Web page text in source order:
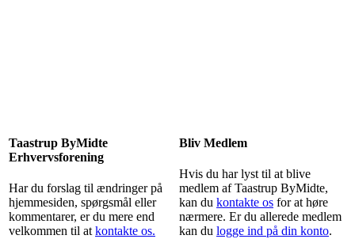
Taastrup ByMidte
Erhvervsforening
Har du forslag til ændringer på
hjemmesiden, spørgsmål eller
kommentarer, er du mere end
velkommen til at kontakte os.
Bliv Medlem
Hvis du har lyst til at blive
medlem af Taastrup ByMidte,
kan du kontakte os for at høre
nærmere. Er du allerede medlem
kan du logge ind på din konto.